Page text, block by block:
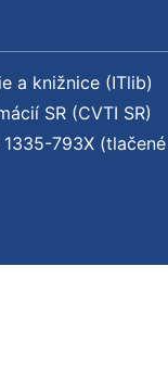
a knižnice (ITlib)
SR (CVTI SR)
793X (tlačené